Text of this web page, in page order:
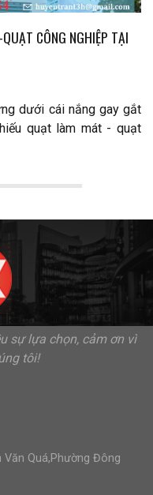
CÔNG NGHIỆP TẠI
dưới cái nắng gay gắt
quạt làm mát - quạt
sự lựa chọn, cảm ơn vì
tôi!
Quá,Phường Đông